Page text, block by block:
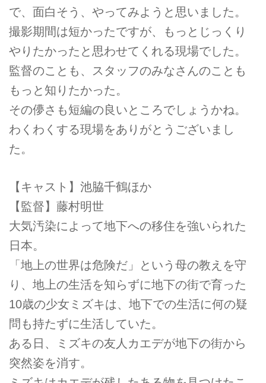
で、面白そう、やってみようと思いました。
撮影期間は短かったですが、もっとじっくり
やりたかったと思わせてくれる現場でした。
監督のことも、スタッフのみなさんのことも
もっと知りたかった。
その儚さも短編の良いところでしょうかね。
わくわくする現場をありがとうございまし
た。
【キャスト】池脇千鶴ほか
【監督】藤村明世
大気汚染によって地下への移住を強いられた
日本。
「地上の世界は危険だ」という母の教えを守
り、地上の生活を知らずに地下の街で育った
10歳の少女ミズキは、地下での生活に何の疑
問も持たずに生活していた。
ある日、ミズキの友人カエデが地下の街から
突然姿を消す。